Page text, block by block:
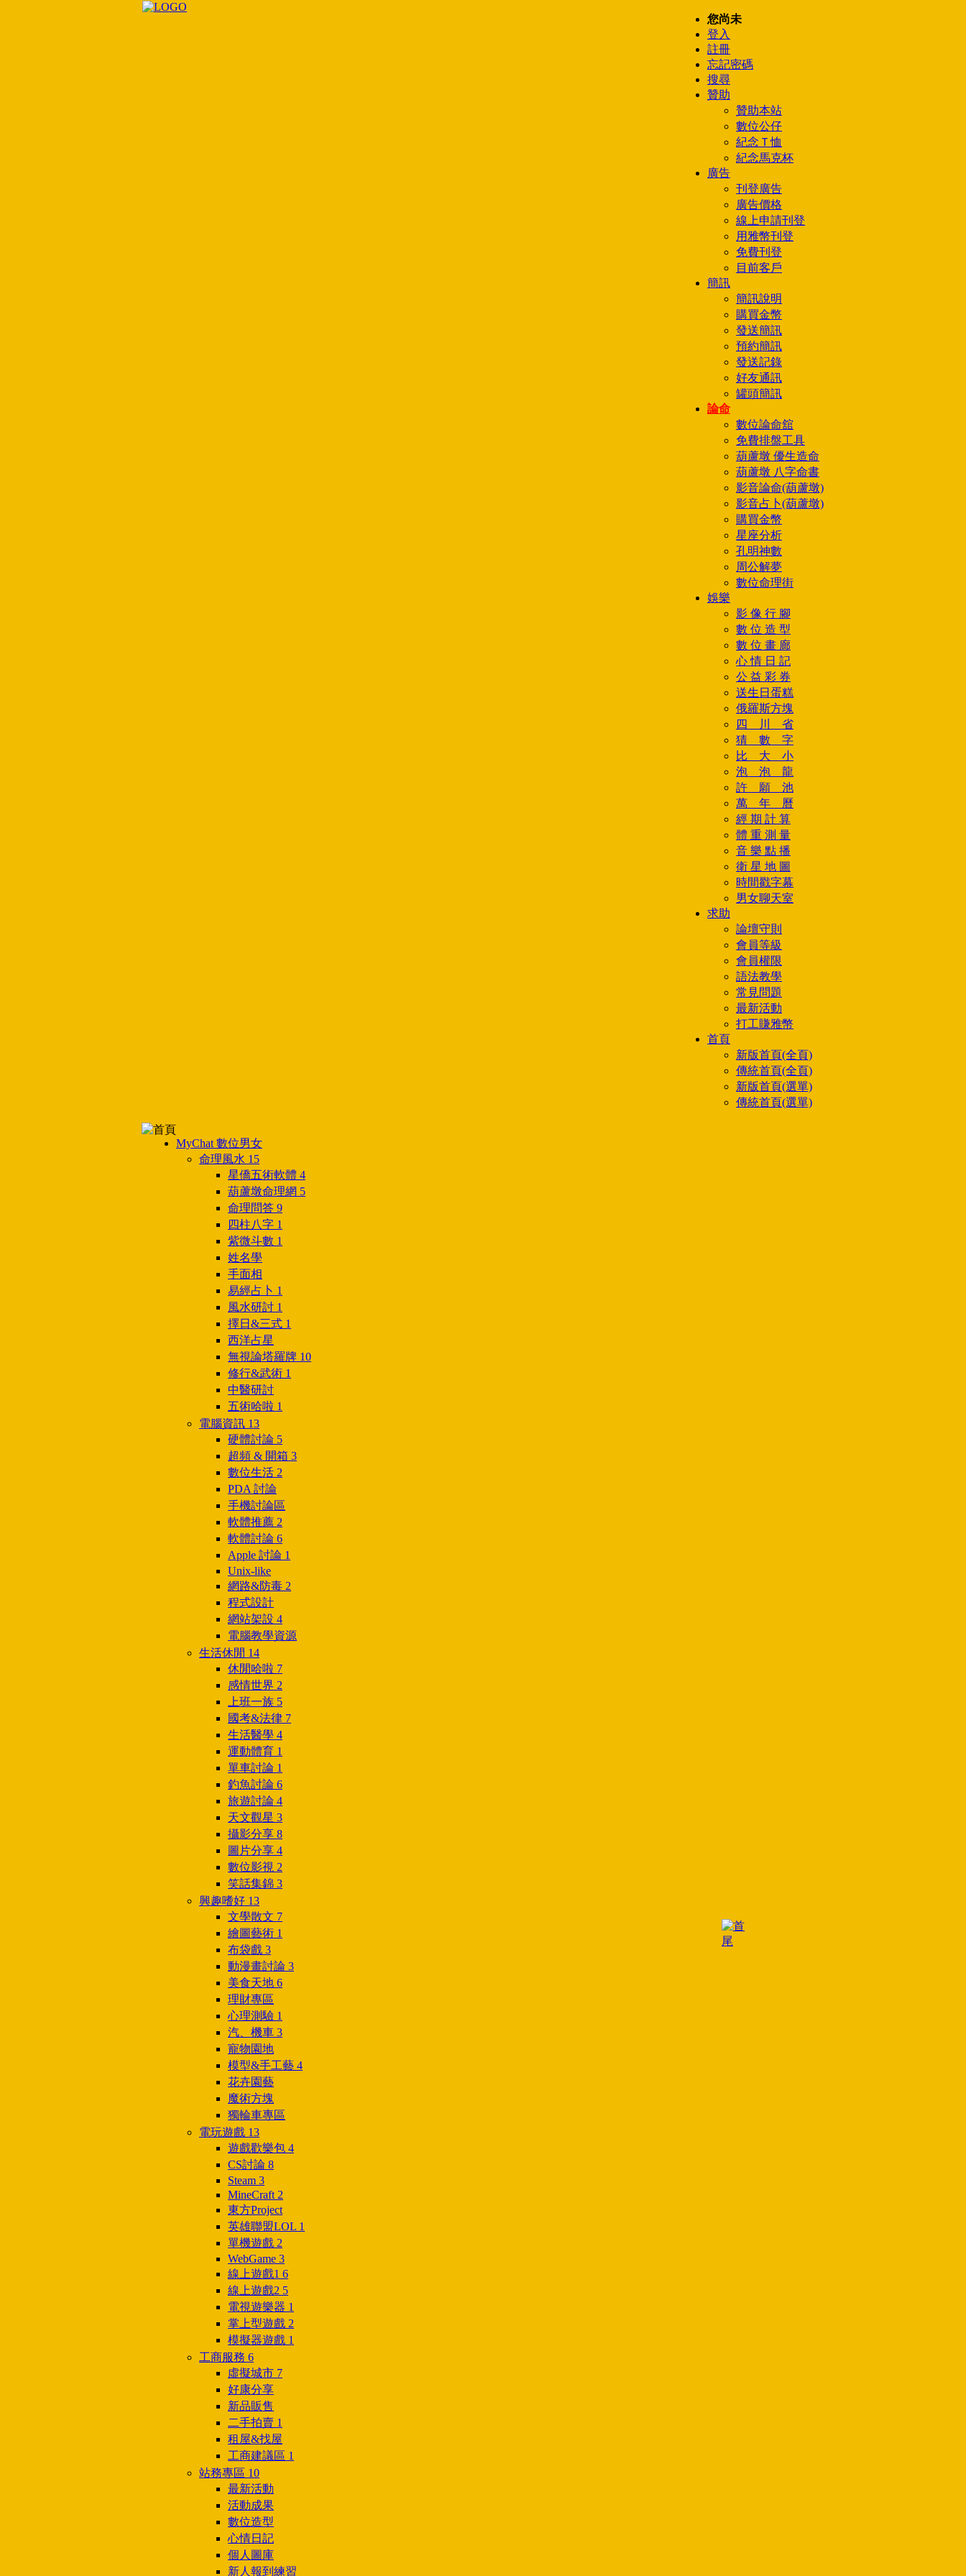
您尚未
登入
註冊
忘記密碼
搜尋
贊助
贊助本站
數位公仔
紀念Ｔ恤
紀念馬克杯
廣告
刊登廣告
廣告價格
線上申請刊登
用雅幣刊登
免費刊登
目前客戶
簡訊
簡訊說明
購買金幣
發送簡訊
預約簡訊
發送記錄
好友通訊
罐頭簡訊
論命
數位論命舘
免費排盤工具
葫蘆墩 優生造命
葫蘆墩 八字命書
影音論命(葫蘆墩)
影音占卜(葫蘆墩)
購買金幣
星座分析
孔明神數
周公解夢
數位命理街
娛樂
影 像 行 腳
數 位 造 型
數 位 畫 廊
心 情 日 記
公 益 彩 券
送生日蛋糕
俄羅斯方塊
四 川 省
猜 數 字
比 大 小
泡 泡 龍
許 願 池
萬 年 曆
經 期 計 算
體 重 測 量
音 樂 點 播
衛 星 地 圖
時間戳字幕
男女聊天室
求助
論壇守則
會員等級
會員權限
語法教學
常見問題
最新活動
打工賺雅幣
首頁
新版首頁(全頁)
傳統首頁(全頁)
新版首頁(選單)
傳統首頁(選單)
MyChat 數位男女
命理風水 15
星僑五術軟體 4
葫蘆墩命理網 5
命理問答 9
四柱八字 1
紫微斗數 1
姓名學
手面相
易經占卜 1
風水研討 1
擇日&三式 1
西洋占星
無視論塔羅牌 10
修行&武術 1
中醫研討
五術哈啦 1
電腦資訊 13
硬體討論 5
超頻 & 開箱 3
數位生活 2
PDA 討論
手機討論區
軟體推薦 2
軟體討論 6
Apple 討論 1
Unix-like
網路&防毒 2
程式設計
網站架設 4
電腦教學資源
生活休閒 14
休閒哈啦 7
感情世界 2
上班一族 5
國考&法律 7
生活醫學 4
運動體育 1
單車討論 1
釣魚討論 6
旅遊討論 4
天文觀星 3
攝影分享 8
圖片分享 4
數位影視 2
笑話集錦 3
興趣嗜好 13
文學散文 7
繪圖藝術 1
布袋戲 3
動漫畫討論 3
美食天地 6
理財專區
心理測驗 1
汽、機車 3
寵物園地
模型&手工藝 4
花卉園藝
魔術方塊
獨輪車專區
電玩遊戲 13
遊戲歡樂包 4
CS討論 8
Steam 3
MineCraft 2
東方Project
英雄聯盟LOL 1
單機遊戲 2
WebGame 3
線上遊戲1 6
線上遊戲2 5
電視遊樂器 1
掌上型遊戲 2
模擬器遊戲 1
工商服務 6
虛擬城市 7
好康分享
新品販售
二手拍賣 1
租屋&找屋
工商建議區 1
站務專區 10
最新活動
活動成果
數位造型
心情日記
個人圖庫
新人報到練習